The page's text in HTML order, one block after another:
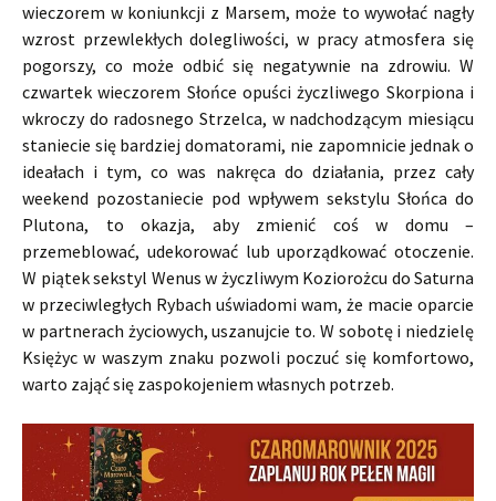
wieczorem w koniunkcji z Marsem, może to wywołać nagły
wzrost przewlekłych dolegliwości, w pracy atmosfera się
pogorszy, co może odbić się negatywnie na zdrowiu. W
czwartek wieczorem Słońce opuści życzliwego Skorpiona i
wkroczy do radosnego Strzelca, w nadchodzącym miesiącu
staniecie się bardziej domatorami, nie zapomnicie jednak o
ideałach i tym, co was nakręca do działania, przez cały
weekend pozostaniecie pod wpływem sekstylu Słońca do
Plutona, to okazja, aby zmienić coś w domu –
przemeblować, udekorować lub uporządkować otoczenie.
W piątek sekstyl Wenus w życzliwym Koziorożcu do Saturna
w przeciwległych Rybach uświadomi wam, że macie oparcie
w partnerach życiowych, uszanujcie to. W sobotę i niedzielę
Księżyc w waszym znaku pozwoli poczuć się komfortowo,
warto zająć się zaspokojeniem własnych potrzeb.